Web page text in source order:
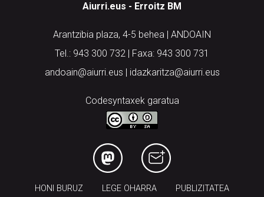
Aiurri.eus - Erroitz BM
Arantzibia plaza, 4-5 behea | ANDOAIN
Tel.: 943 300 732 | Faxa: 943 300 731
andoain@aiurri.eus | idazkaritza@aiurri.eus
Codesyntaxek garatua
HONI BURUZ LEGE OHARRA PUBLIZITATEA